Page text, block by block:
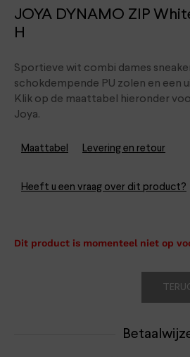
JOYA DYNAMO ZIP
H
Sportieve wit combi dames
schokdempende PU zolen en een
Klik op de maattabel hieronder
Joya.
Maattabel Levering en retour
Heeft u een vraag over dit product?
Dit product is momenteel niet op